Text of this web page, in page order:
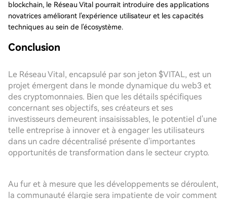
blockchain, le Réseau Vital pourrait introduire des applications
novatrices améliorant l'expérience utilisateur et les capacités
techniques au sein de l'écosystème.
Conclusion
Le Réseau Vital, encapsulé par son jeton $VITAL, est un
projet émergent dans le monde dynamique du web3 et
des cryptomonnaies. Bien que les détails spécifiques
concernant ses objectifs, ses créateurs et ses
investisseurs demeurent insaisissables, le potentiel d'une
telle entreprise à innover et à engager les utilisateurs
dans un cadre décentralisé présente d'importantes
opportunités de transformation dans le secteur crypto.
Au fur et à mesure que les développements se déroulent,
la communauté élargie sera impatiente de voir comment